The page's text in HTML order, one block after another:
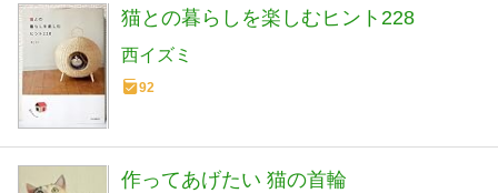
猫との暮らしを楽しむヒント228
西イズミ
92
作ってあげたい 猫の首輪